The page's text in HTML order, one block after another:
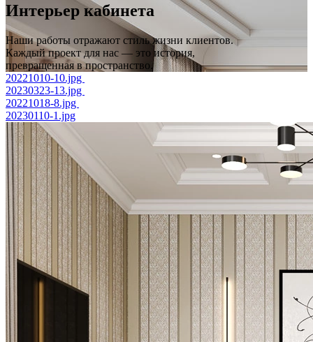
Интерьеркабинета
Наши работы отражают стиль жизни клиентов.
Каждый проект для нас — это история,
превращенная в пространство.
20221010-10.jpg
20230323-13.jpg
20221018-8.jpg
20230110-1.jpg